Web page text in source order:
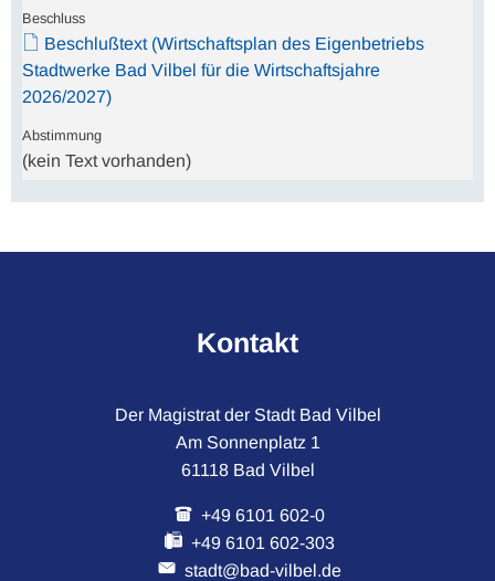
Beschlußtext (Wirtschaftsplan des Eigenbetriebs
Stadtwerke Bad Vilbel für die Wirtschaftsjahre
2026/2027)
(kein Text vorhanden)
Kontakt
Der Magistrat der Stadt Bad Vilbel
Am Sonnenplatz 1
61118 Bad Vilbel
+49 6101 602-0
+49 6101 602-303
stadt@bad-vilbel.de